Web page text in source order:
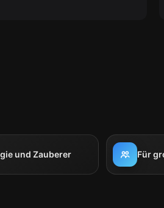
und Zauberer Für